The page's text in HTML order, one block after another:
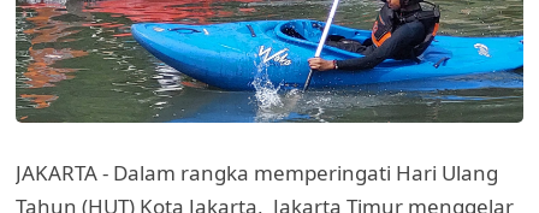
JAKARTA - Dalam rangka memperingati Hari Ulang
Tahun (HUT) Kota Jakarta, Jakarta Timur menggelar